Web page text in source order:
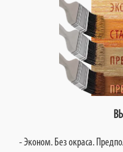
- Эконом. Без окраса.